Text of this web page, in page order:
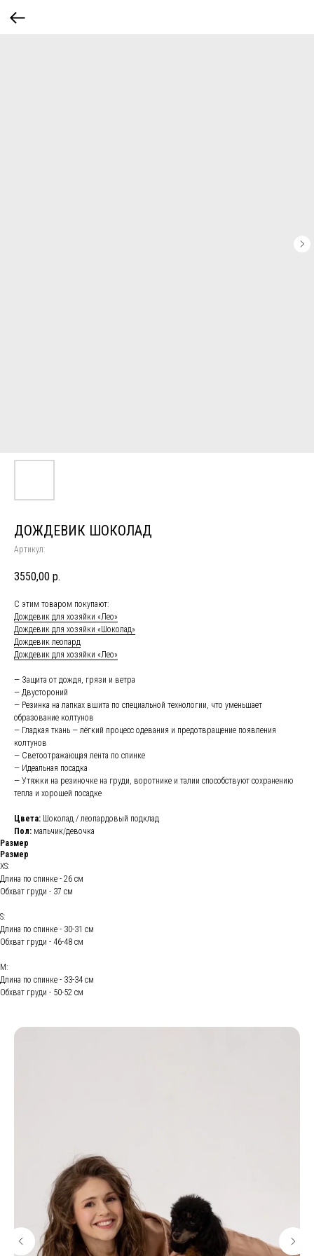
ДОЖДЕВИК ШОКОЛАД
Артикул:
3550,00 р.
С этим товаром покупают:
Дождевик для хозяйки «Лео»
Дождевик для хозяйки «Шоколад»
Дождевик леопард
Дождевик для хозяйки «Лео»
— Защита от дождя, грязи и ветра
— Двустороний
— Резинка на лапках вшита по специальной технологии, что уменьшает
образование колтунов
— Гладкая ткань — лёгкий процесс одевания и предотвращение появления
колтунов
— Светоотражающая лента по спинке
— Идеальная посадка
— Утяжки на резиночке на груди, воротнике и талии способствуют сохранению
тепла и хорошей посадке
Цвета: Шоколад / леопардовый подклад
Пол: мальчик/девочка
Размер
Размер
XS:
Длина по спинке - 26 см
Обхват груди - 37 см
S:
Длина по спинке - 30-31 см
Обхват груди - 46-48 см
М:
Длина по спинке - 33-34 см
Обхват груди - 50-52 см